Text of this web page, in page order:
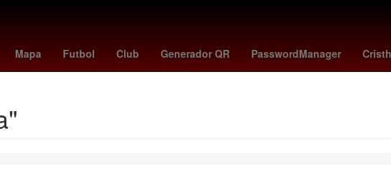
Mapa Futbol Club Generador QR PasswordManager
Dólar estadounidense España marvel rivals Ana Gabriel alerta por